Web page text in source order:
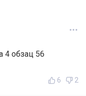
4 обзац 56
6 2